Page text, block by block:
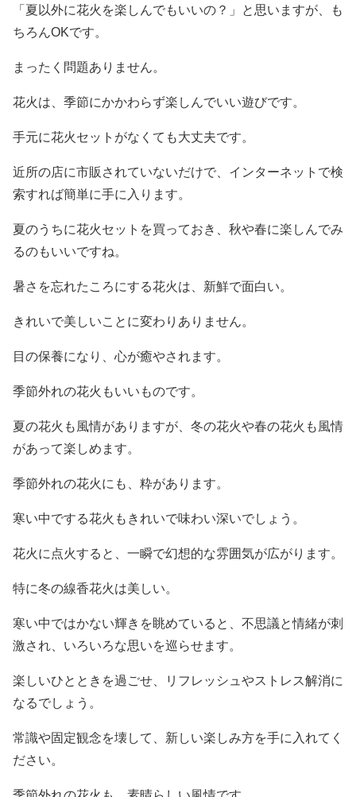
「夏以外に花火を楽しんでもいいの？」と思いますが、も
ちろんOKです。
まったく問題ありません。
花火は、季節にかかわらず楽しんでいい遊びです。
手元に花火セットがなくても大丈夫です。
近所の店に市販されていないだけで、インターネットで検
索すれば簡単に手に入ります。
夏のうちに花火セットを買っておき、秋や春に楽しんでみ
るのもいいですね。
暑さを忘れたころにする花火は、新鮮で面白い。
きれいで美しいことに変わりありません。
目の保養になり、心が癒やされます。
季節外れの花火もいいものです。
夏の花火も風情がありますが、冬の花火や春の花火も風情
があって楽しめます。
季節外れの花火にも、粋があります。
寒い中でする花火もきれいで味わい深いでしょう。
花火に点火すると、一瞬で幻想的な雰囲気が広がります。
特に冬の線香花火は美しい。
寒い中ではかない輝きを眺めていると、不思議と情緒が刺
激され、いろいろな思いを巡らせます。
楽しいひとときを過ごせ、リフレッシュやストレス解消に
なるでしょう。
常識や固定観念を壊して、新しい楽しみ方を手に入れてく
ださい。